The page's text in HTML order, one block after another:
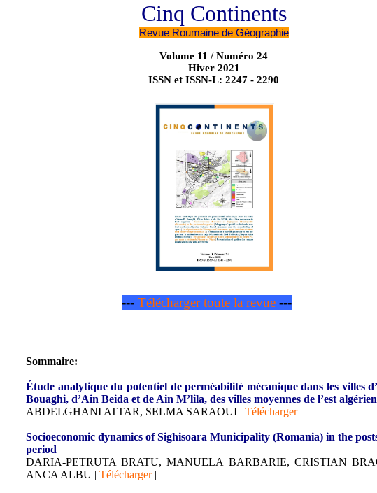
Sommaire:
Étude analytique du potentiel de perméabilité mécanique dans les villes
Bouaghi, d’Ain Beida et de Ain M’lila, des villes moyennes de l’est algérien
ABDELGHANI ATTAR, SELMA SARAOUI | Télécharger|
Socioeconomic dynamics of Sighisoara Municipality (Romania) in the
period
DARIA-PETRUTA BRATU, MANUELA BARBARIE, CRISTIAN
ANCA ALBU | Télécharger|
Cinq Continents
Revue Roumaine de Géographie
Volume 11 / Numéro 24
Hiver 2021
ISSN et ISSN-L: 2247 - 2290
--- Télécharger toute la revue ---